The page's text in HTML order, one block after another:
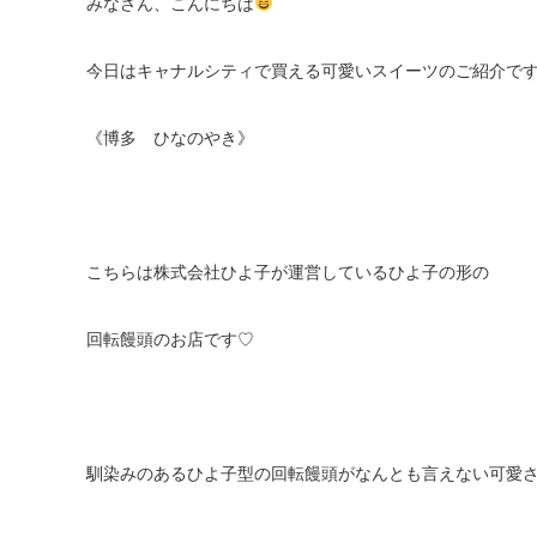
今日はキャナルシティで買える可愛いスイーツのご紹介です
《博多 ひなのやき》
こちらは株式会社ひよ子が運営しているひよ子の形の
回転饅頭のお店です♡
馴染みのあるひよ子型の回転饅頭がなんとも言えない可愛